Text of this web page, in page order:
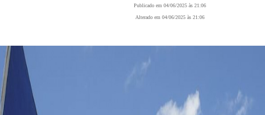
Publicado em 04/06/2025 às 21:06
Alterado em 04/06/2025 às 21:06